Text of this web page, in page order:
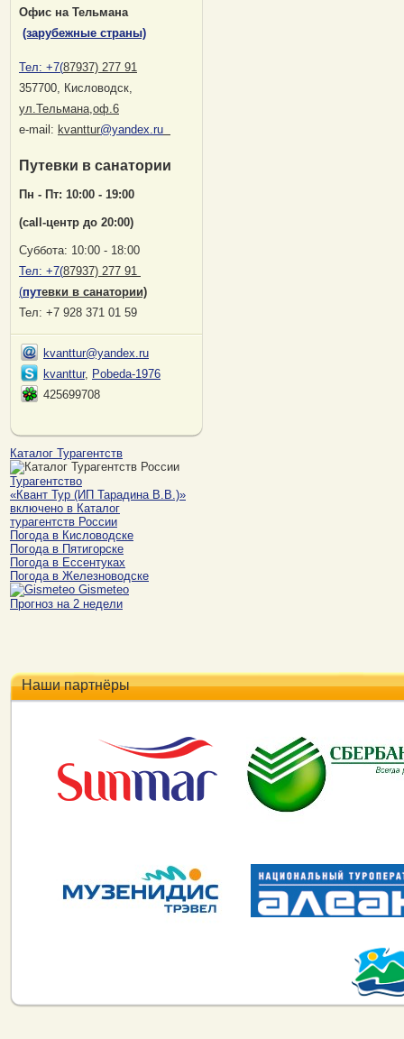
Офис на Тельмана
(зарубежные страны)
Тел: +7(87937) 277 91
357700, Кисловодск,
ул.Тельмана,оф.6
е-mail: kvanttur@yandex.ru
Путевки в санатории
Пн - Пт: 10:00 - 19:00
(саll-центр до 20:00)
Суббота: 10:00 - 18:00
Тел: +7(87937) 277 91
(путевки в санатории)
Тел: +7 928 371 01 59
kvanttur@yandex.ru
kvanttur, Pobeda-1976
425699708
Каталог Турагентств
Турагентство
«Квант Тур (ИП Тарадина В.В.)»
включено в Каталог
турагентств России
Погода в Кисловодске
Погода в Пятигорске
Погода в Ессентуках
Погода в Железноводске
Gismeteo
Прогноз на 2 недели
Наши партнёры